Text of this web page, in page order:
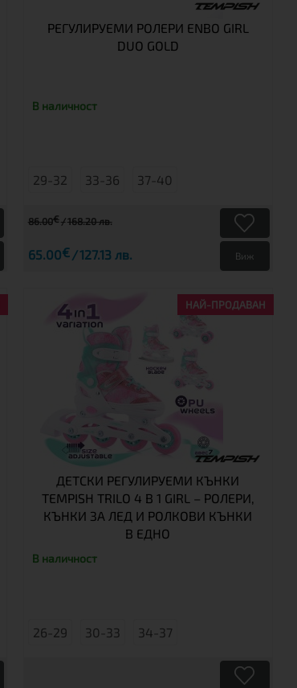
РЕГУЛИРУЕМИ РОЛЕРИ ENBO GIRL
DUO GOLD
В наличност
29-32 33-36 37-40
86.00€ 168.20 лв.
65.00€ 127.13 лв. Виж
НАЙ-ПРОДАВАН
ДЕТСКИ РЕГУЛИРУЕМИ КЪНКИ
TEMPISH TRILO 4 В 1 GIRL – РОЛЕРИ,
КЪНКИ ЗА ЛЕД И РОЛКОВИ КЪНКИ
В ЕДНО
В наличност
26-29 30-33 34-37